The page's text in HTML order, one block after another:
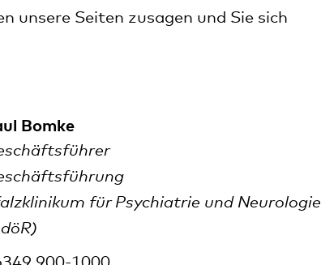
unsere Seiten zusagen und Sie sich
Bomke
für Psychiatrie und Neurologie